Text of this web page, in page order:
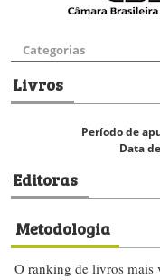
Categorias
Livros
Período de
Data
Editoras
Metodologia
O ranking de livros mais